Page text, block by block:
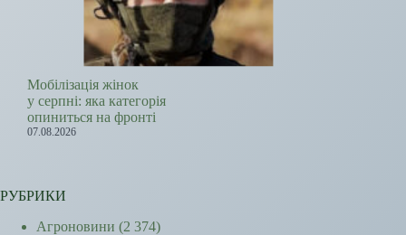
Мобілізація жінок
у серпні: яка категорія
опиниться на фронті
07.08.2026
РУБРИКИ
Агроновини (2 374)